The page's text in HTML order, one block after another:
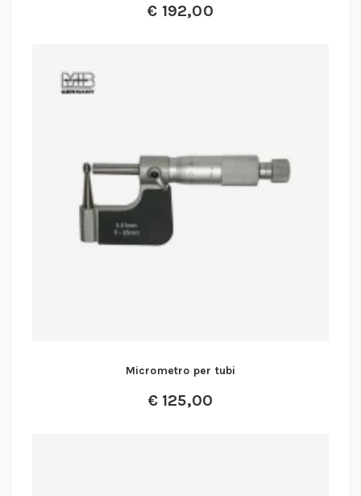
€ 192,00
Micrometro per tubi
€125,00